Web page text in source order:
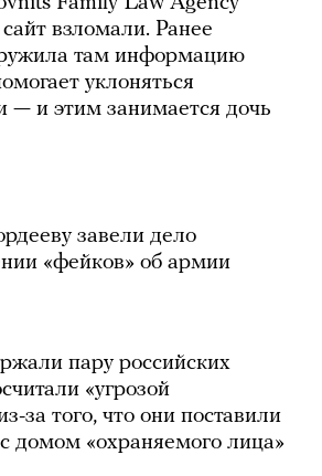
взломали. Ранее
там информацию
уклоняться
— и этим занимается дочь
завели дело
«фейков» об армии
пару российских
«угрозой
за того, что они поставили
домом «охраняемого лица»